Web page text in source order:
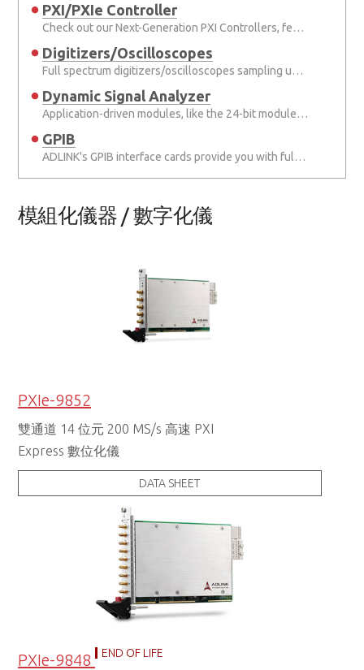
PXI/PXIe Controller
Check out our Next-Generation PXI Controllers, featuring the Intel® latest processors.
Digitizers/Oscilloscopes
Full spectrum digitizers/oscilloscopes sampling up to 200 MS/s, and up to 24 bits in digitizers up to 8 channels.
Dynamic Signal Analyzer
Application-driven modules, like the 24-bit module for sound & vibration applications.
GPIB
ADLINK's GPIB interface cards provide you with full compatibility with all your existing applications.
模組化儀器 / 數字化儀
PXIe-9852
雙通道 14 位元 200 MS/s 高速 PXI
Express 數位化儀
DATA SHEET
PXIe-9848 END OF LIFE